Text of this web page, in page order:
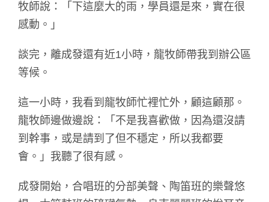
牧師說：「下這麼大的雨，學員還是來，實在很
感動。」
談完，離成發還有近1小時，龍牧師帶我到辦公區
等候。
這一小時，我看到龍牧師忙裡忙外，顧這顧那。
龍牧師邊做邊說：「不是我喜歡做，因為還沒請
到幹事，或是請到了但不穩定，所以我都要
會。」我聽了很有感。
成發開始，合唱班的分部美聲、陶笛班的樂聲悠